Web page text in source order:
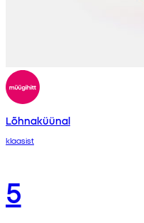
Lõhnaküünal
klaasist
5